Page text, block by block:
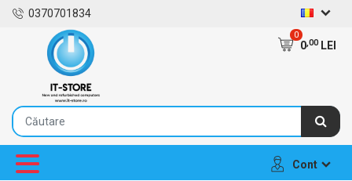
0370701834
0
0,00LEI
Cont